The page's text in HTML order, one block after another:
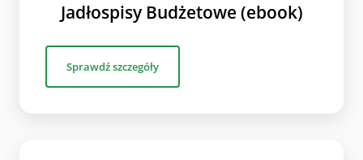
Jadłospisy Budżetowe (ebook)
Sprawdź szczegóły